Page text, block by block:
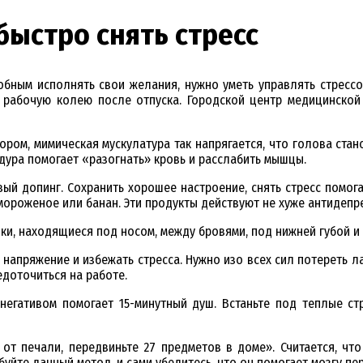
снять стресс
исполнять свои желания, нужно уметь управлять
колею после отпуска. Городской центр медицинской
мимическая мускулатура так напрягается, что голова
помогает «разогнать» кровь и расслабить мышцы.
допинг. Сохранить хорошее настроение, снять стресс
или банан. Эти продукты действуют не хуже
находящиеся под носом, между бровями, под нижней губой
и избежать стресса. Нужно изо всех сил потереть
на работе.
помогает 15-минутный душ. Встаньте под теплые
печали, передвиньте 27 предметов в доме». Считается,